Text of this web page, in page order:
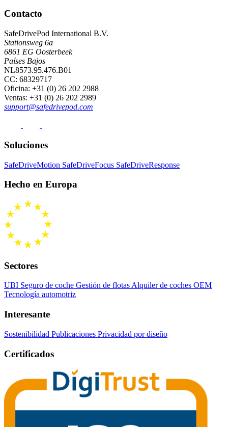
Contacto
SafeDrivePod International B.V.
Stationsweg 6a
6861 EG Oosterbeek
Países Bajos
NL8573.95.476.B01
CC: 68329717
Oficina: +31 (0) 26 202 2988
Ventas: +31 (0) 26 202 2989
support@safedrivepod.com
Soluciones
SafeDriveMotion SafeDriveFocus SafeDriveResponse
Hecho en Europa
Sectores
UBI Seguro de coche Gestión de flotasAlquiler de coches OEM
Tecnología automotriz
Interesante
Sostenibilidad Publicaciones Privacidad por diseño
Certificados